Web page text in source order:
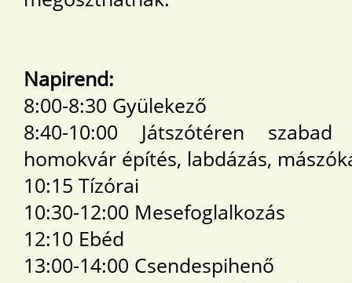
Napirend:
8:00-8:30 Gyülekező
8:40-10:00 Játszótéren szabad
homokvár építés, labdázás,
10:15 Tízórai
10:30-12:00 Mesefoglalkozás
12:10 Ebéd
13:00-14:00 Csendespihenő